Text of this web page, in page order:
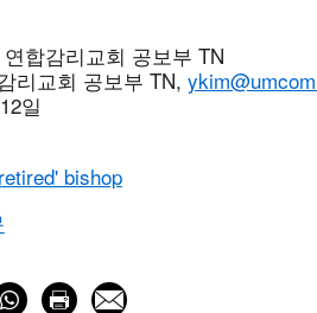
합감리교회 공보부 TN
리교회 공보부 TN,
일
bishop